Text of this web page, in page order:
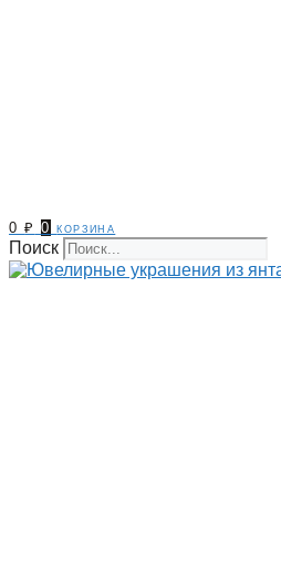
0₽ 0 корзина
Поиск